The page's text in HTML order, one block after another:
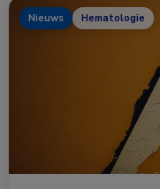
Nieuws Hematologie